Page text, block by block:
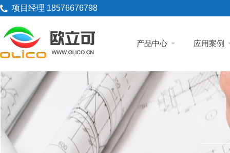
项目经理 18576676798
产品中心 应用案例